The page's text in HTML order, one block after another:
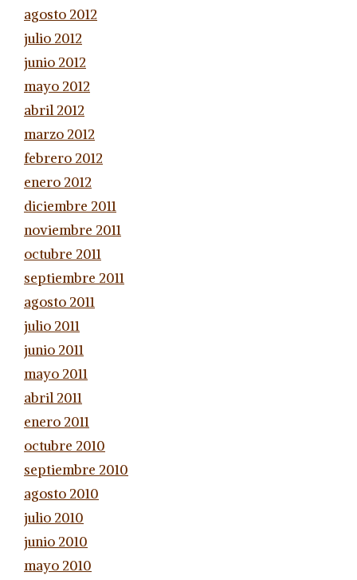
agosto 2012
julio 2012
junio 2012
mayo 2012
abril 2012
marzo 2012
febrero 2012
enero 2012
diciembre 2011
noviembre 2011
octubre 2011
septiembre 2011
agosto 2011
julio 2011
junio 2011
mayo 2011
abril 2011
enero 2011
octubre 2010
septiembre 2010
agosto 2010
julio 2010
junio 2010
mayo 2010